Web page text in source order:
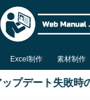
Excel制作 素材制作
デート失敗時の